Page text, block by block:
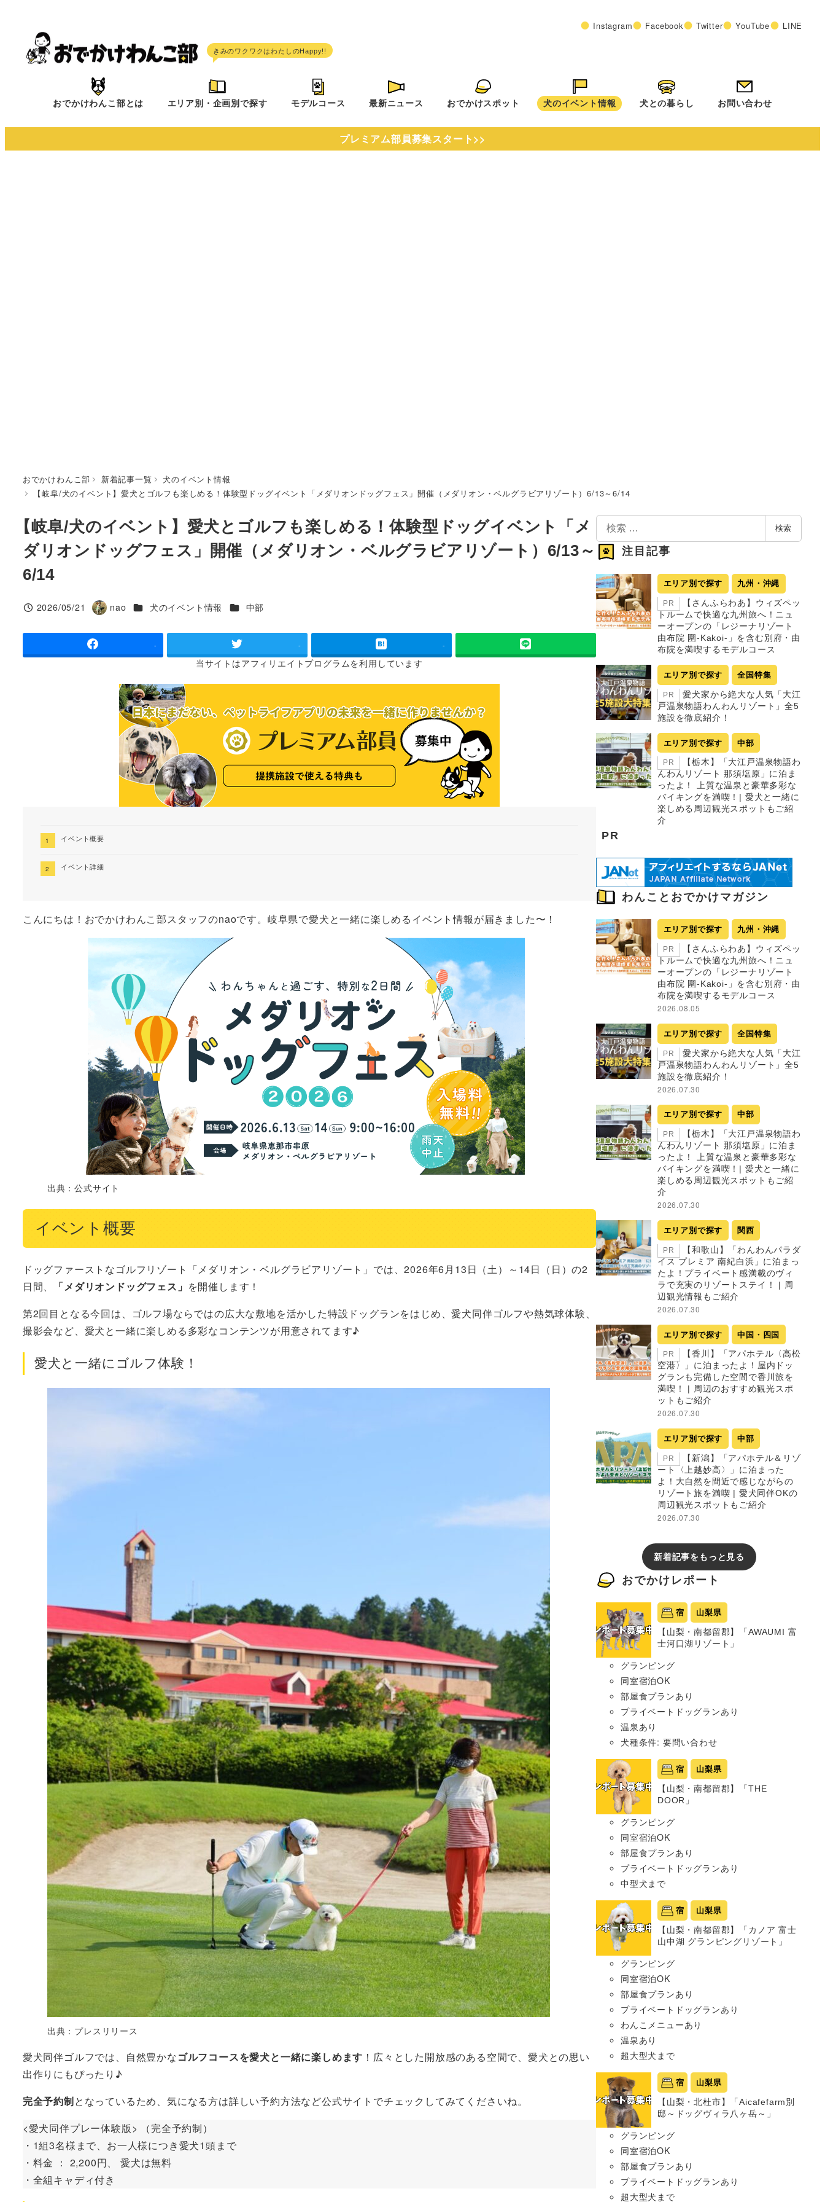
へ
Instagram Facebook Twitter YouTube LINE
おでかけわんこ部とは エリア別・企画別で探す モデルコース 最新ニュース おでかけスポット 犬のイベント情報 犬との暮らし お問い合わせ
プレミアム部員募集スタート>>
おでかけわんこ部 新着記事一覧
犬のイベント情報
【岐阜/犬のイベント】愛犬とゴルフも楽しめる！体験型ドッグイベント「メダリオンドッグフェス」開催（メダリオン・ベルグラビアリゾート）6/13～6/14
【岐阜/犬のイベント】愛犬とゴルフも楽しめる！体験型ドッグイベント「メ
ダリオンドッグフェス」開催（メダリオン・ベルグラビアリゾート）6/13～
6/14
投稿日
2026/05/21
著
nao カテゴリー
犬のイベント情報 カテゴリー
中部
- - -
当サイトはアフィリエイトプログラムを利用しています
イベント概要
イベント詳細
こんにちは！おでかけわんこ部スタッフのnaoです。岐阜県で愛犬と一緒に楽しめるイベント情報が届きました〜！
出典：公式サイト
イベント概要
ドッグファーストなゴルフリゾート「メダリオン・ベルグラビアリゾート」では、2026年6月13日（土）～14日（日）の2
日間、
「メダリオンドッグフェス」 を開催します！
第2回目となる今回は、ゴルフ場ならではの広大な敷地を活かした特設ドッグランをはじめ、愛犬同伴ゴルフや熱気球体験、
撮影会など、愛犬と一緒に楽しめる多彩なコンテンツが用意されてます♪
愛犬と一緒にゴルフ体験！
出典：プレスリリース
愛犬同伴ゴルフでは、自然豊かなゴルフコースを愛犬と一緒に楽しめます ！広々とした開放感のある空間で、愛犬との思い
出作りにもぴったり♪
完全予約制となっているため、気になる方は詳しい予約方法など公式サイトでチェックしてみてくださいね。
<愛犬同伴プレー体験版> （完全予約制）
・1組3名様まで、お一人様につき愛犬1頭まで
・料金 ： 2,200円、 愛犬は無料
・全組キャディ付き
検
索
検索
注目記事
エリア別で探す 九州・沖縄
PR
【さんふらわあ】ウィズペッ
トルームで快適な九州旅へ！ニュ
ーオープンの「レジーナリゾート
由布院 圍-Kakoi-」を含む別府・由
布院を満喫するモデルコース
エリア別で探す 全国特集
PR
愛犬家から絶大な人気「大江
戸温泉物語わんわんリゾート」全5
施設を徹底紹介！
エリア別で探す 中部
PR
【栃木】「大江戸温泉物語わ
んわんリゾート 那須塩原」に泊ま
ったよ！ 上質な温泉と豪華多彩な
バイキングを満喫！| 愛犬と一緒に
楽しめる周辺観光スポットもご紹
介
PR
わんことおでかけマガジン
エリア別で探す 九州・沖縄
PR
【さんふらわあ】ウィズペッ
トルームで快適な九州旅へ！ニュ
ーオープンの「レジーナリゾート
由布院 圍-Kakoi-」を含む別府・由
布院を満喫するモデルコース
2026.08.05
エリア別で探す 全国特集
PR
愛犬家から絶大な人気「大江
戸温泉物語わんわんリゾート」全5
施設を徹底紹介！
2026.07.30
エリア別で探す 中部
PR
【栃木】「大江戸温泉物語わ
んわんリゾート 那須塩原」に泊ま
ったよ！ 上質な温泉と豪華多彩な
バイキングを満喫！| 愛犬と一緒に
楽しめる周辺観光スポットもご紹
介
2026.07.30
エリア別で探す 関西
PR
【和歌山】「わんわんパラダ
イス プレミア 南紀白浜」に泊まっ
たよ！プライベート感満載のヴィ
ラで充実のリゾートステイ！ | 周
辺観光情報もご紹介
2026.07.30
エリア別で探す 中国・四国
PR
【香川】「アパホテル〈高松
空港〉」に泊まったよ！屋内ドッ
グランも完備した空間で香川旅を
満喫！ | 周辺のおすすめ観光スポ
ットもご紹介
2026.07.30
エリア別で探す 中部
PR
【新潟】「アパホテル＆リゾ
ート〈上越妙高〉」に泊まった
よ！大自然を間近で感じながらの
リゾート旅を満喫 | 愛犬同伴OKの
周辺観光スポットもご紹介
2026.07.30
新着記事をもっと見る
おでかけレポート
宿 山梨県
【山梨・南都留郡】「AWAUMI 富
士河口湖リゾート」
グランピング
同室宿泊OK
部屋食プランあり
プライベートドッグランあり
温泉あり
犬種条件: 要問い合わせ
宿 山梨県
【山梨・南都留郡】「THE
DOOR」
グランピング
同室宿泊OK
部屋食プランあり
プライベートドッグランあり
中型犬まで
宿 山梨県
【山梨・南都留郡】「カノア 富士
山中湖 グランピングリゾート」
グランピング
同室宿泊OK
部屋食プランあり
プライベートドッグランあり
わんこメニューあり
温泉あり
超大型犬まで
宿 山梨県
【山梨・北杜市】「Aicafefarm別
邸～ドッグヴィラ八ヶ岳～」
グランピング
同室宿泊OK
部屋食プランあり
プライベートドッグランあり
超大型犬まで